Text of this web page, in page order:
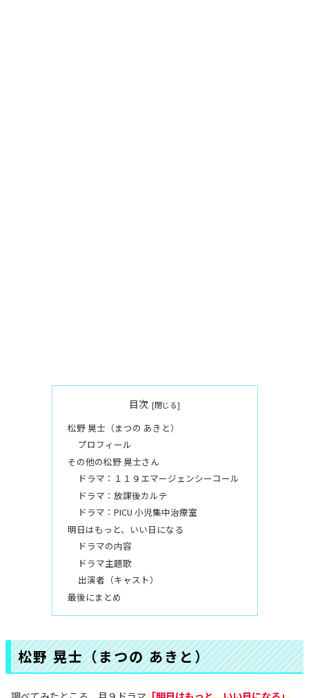
目次
松野 晃士（まつの あきと）
プロフィール
その他の松野 晃士さん
ドラマ：１１９エマージェンシーコール
ドラマ：放課後カルテ
ドラマ：PICU 小児集中治療室
明日はもっと、いい日になる
ドラマの内容
ドラマ主題歌
出演者（キャスト）
最後にまとめ
松野 晃士（まつの あきと）